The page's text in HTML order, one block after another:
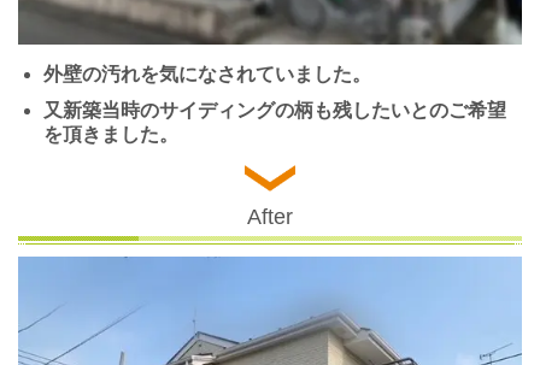
外壁の汚れを気になされていました。
又新築当時のサイディングの柄も残したいとのご希望
を頂きました。
After